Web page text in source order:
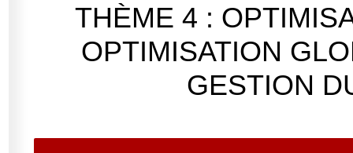
THÈME 4 :
OPTIMISATION
GESTION